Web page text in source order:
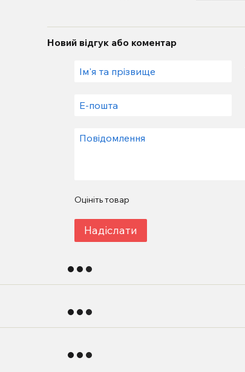
Новий відгук або коментар
Оцініть товар
Надіслати